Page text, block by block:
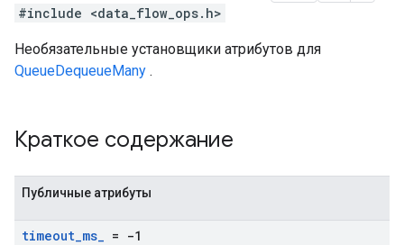
#include <data_flow_ops.h>
Необязательные установщики атрибутов для
QueueDequeueMany .
Краткое содержание
Публичные атрибуты
timeout_ms_ = -1